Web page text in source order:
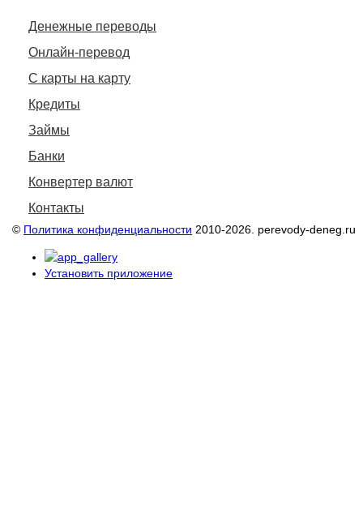
Денежные переводы
Онлайн-перевод
С карты на карту
Кредиты
Займы
Банки
Конвертер валют
Контакты
© Политика конфиденциальности 2010-2026. perevody-deneg.ru
Установить приложение